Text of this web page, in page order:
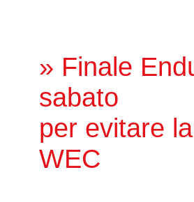
» Finale
sabato
per evitare
WEC